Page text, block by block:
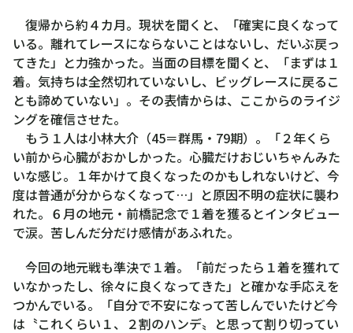
復帰から約４カ月。現状を聞くと、「確実に良くなって
いる。離れてレースにならないことはないし、だいぶ戻っ
てきた」と力強かった。当面の目標を聞くと、「まずは１
着。気持ちは全然切れていないし、ビッグレースに戻るこ
とも諦めていない」。その表情からは、ここからのライジ
ングを確信させた。
もう１人は小林大介（45＝群馬・79期）。「２年くら
い前から心臓がおかしかった。心臓だけおじいちゃんみた
いな感じ。１年かけて良くなったのかもしれないけど、今
度は普通が分からなくなって…」と原因不明の症状に襲わ
れた。６月の地元・前橋記念で１着を獲るとインタビュー
で涙。苦しんだ分だけ感情があふれた。
今回の地元戦も準決で１着。「前だったら１着を獲れて
いなかったし、徐々に良くなってきた」と確かな手応えを
つかんでいる。「自分で不安になって苦しんでいたけど今
は〝これくらい１、２割のハンデ〟と思って割り切ってい